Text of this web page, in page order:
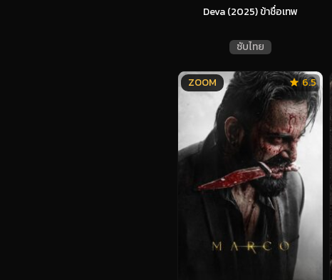
Deva (2025) ข้าชื่อเทพ
ซับไทย
6.5
ZOOM